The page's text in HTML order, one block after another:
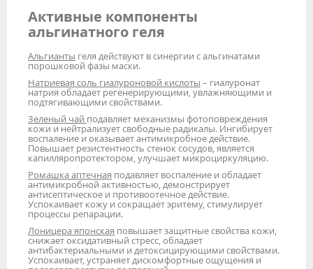
Активные компоненты
альгинатного геля
Альгианты геля действуют в синергии с альгинатами
порошковой фазы маски.
Натриевая соль гиалуроновой кислоты – гиалуронат
натрия обладает регенерирующими, увлажняющими и
подтягивающими свойствами.
Зеленый чай подавляет механизмы фотоповреждения
кожи и нейтрализует свободные радикалы. Ингибирует
воспаление и оказывает антимикробное действие.
Повышает резистентность стенок сосудов, является
капилляропротектором, улучшает микроциркуляцию.
Ромашка аптечная подавляет воспаление и обладает
антимикробной активностью, демонстрирует
антисептическое и противоотечное действие.
Успокаивает кожу и сокращает эритему, стимулирует
процессы репарации.
Лоницера японская повышает защитные свойства кожи,
снижает оксидативный стресс, обладает
антибактериальными и детоксицирующими свойствами.
Успокаивает, устраняет дискомфортные ощущения и